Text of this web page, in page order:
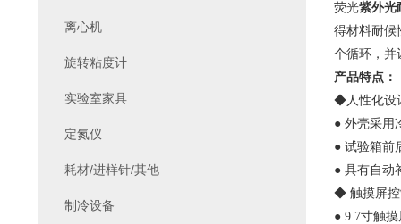
荧光紫外光
得材料耐候
个循环，并
产品特点：
◆人性化设
● 外壳采用
● 试验箱前
● 具有自动
◆ 触摸屏控
● 9.7寸触
离心机
旋转粘度计
实验室家具
定氮仪
耗材/进样针/其他
制冷设备